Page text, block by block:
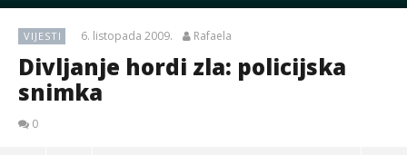
VIJESTI 6. listopada 2009. Rafaela
Divljanje hordi zla: policijska
snimka
0